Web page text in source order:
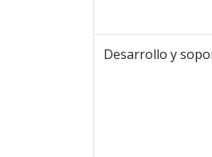
Desarrollo y